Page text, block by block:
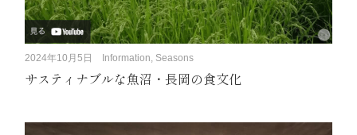
2024年10月5日 Information, Seasons
サスティナブルな魚沼・長岡の食文化